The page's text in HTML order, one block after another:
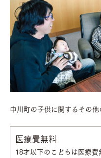
中川町の子供に関するその他
医療費無料
18才以下のこどもは医療費